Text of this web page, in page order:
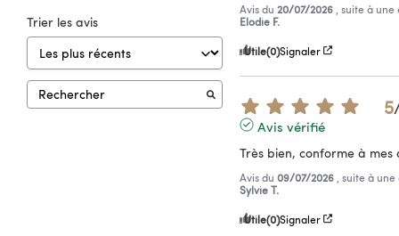
Trier les avis
Avis du 20/07/2026 , suite à
Elodie F.
Utile(0)Signaler
5
Avis vérifié
Très bien, conforme à mes
Avis du 09/07/2026 , suite à
Sylvie T.
Utile(0)Signaler